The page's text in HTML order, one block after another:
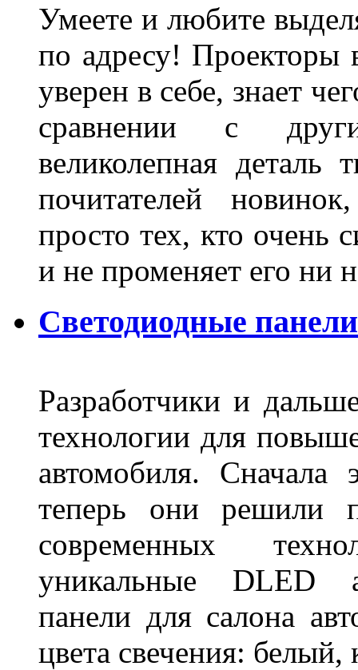
Умеете и любите
по адресу! Проекторы
уверен в себе, знает
сравнении с
великолепная
почитателей
просто тех, кто очень
и не променяет его ни
Светодиодные
Разработчики и
технологии для
автомобиля.
теперь они решили
современных
уникальные DLED
панели для салона
цвета свечения: